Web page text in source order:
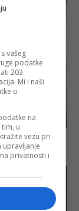
pronađeni
vašeg
podatke
203
Mi i naši
o
na
u
vezu pri
upravljanje
privatnosti i